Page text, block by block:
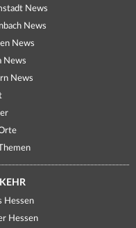
News
News
News
News
News
Hessen
Hessen